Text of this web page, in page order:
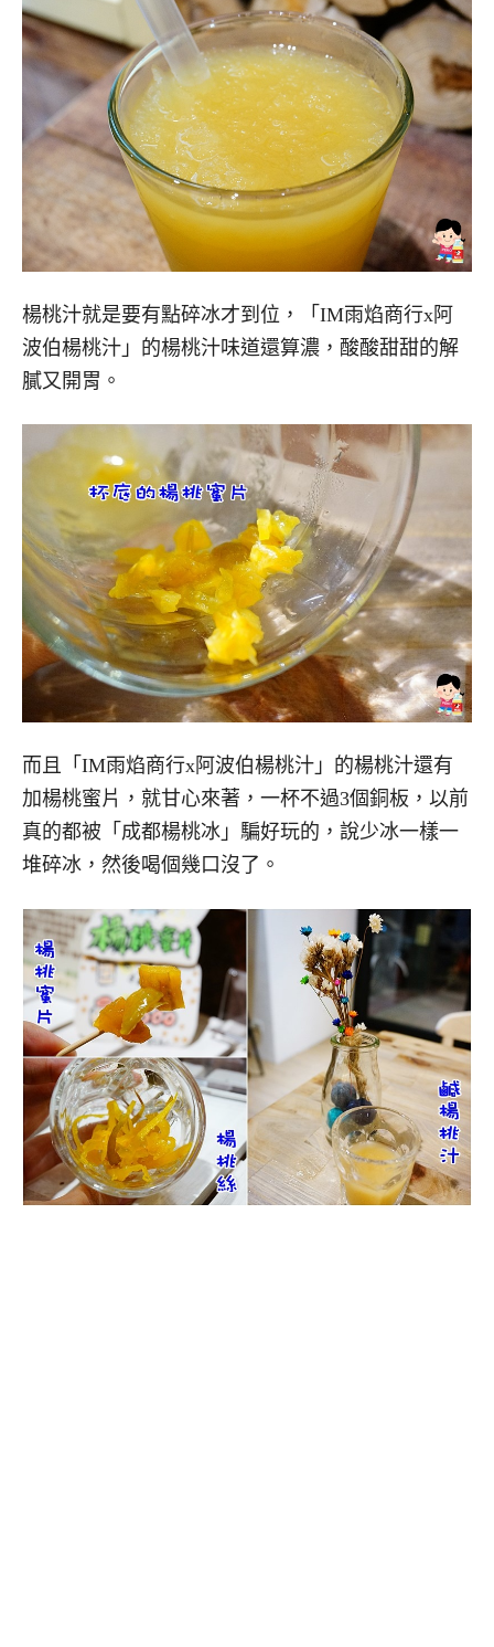
楊桃汁就是要有點碎冰才到位，「IM雨焰商行x阿
波伯楊桃汁」的楊桃汁味道還算濃，酸酸甜甜的解
膩又開胃。
而且「IM雨焰商行x阿波伯楊桃汁」的楊桃汁還有
加楊桃蜜片，就甘心來著，一杯不過3個銅板，以前
真的都被「成都楊桃冰」騙好玩的，說少冰一樣一
堆碎冰，然後喝個幾口沒了。